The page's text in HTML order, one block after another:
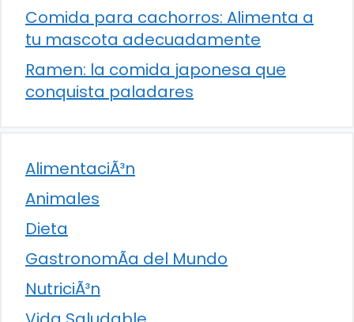
Comida para cachorros: Alimenta a
tu mascota adecuadamente
Ramen: la comida japonesa que
conquista paladares
AlimentaciÃ³n
Animales
Dieta
GastronomÃ­a del Mundo
NutriciÃ³n